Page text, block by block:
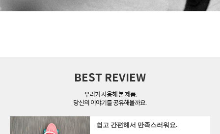
BEST REVIEW
우리가 사용해 본 제품,
당신의 이야기를 공유해볼까요.
쉽고 간편해서 만족스러워요.